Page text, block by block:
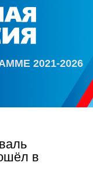
2021-2026
в